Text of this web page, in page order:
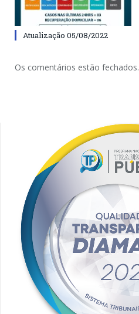
Atualização 05/08/2022
Os comentários estão fechados.